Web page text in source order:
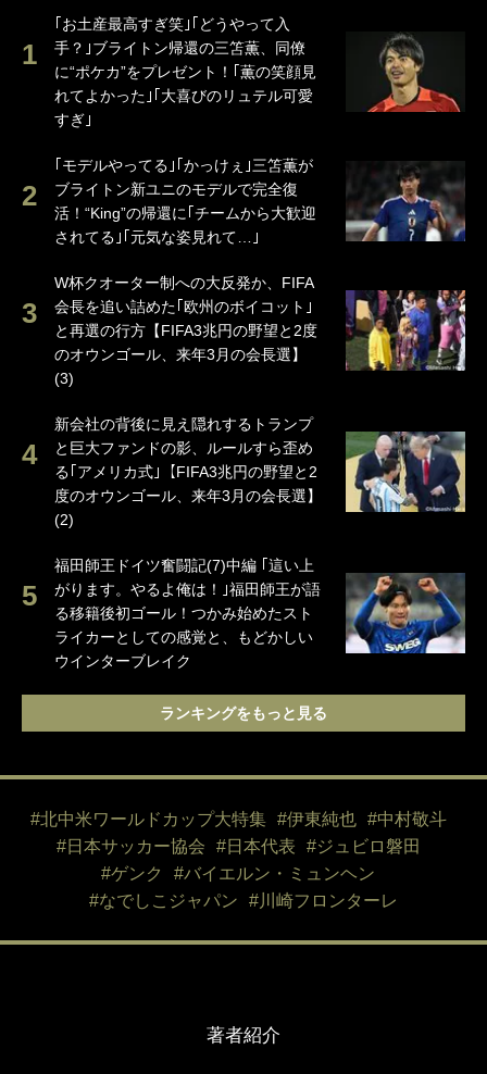
｢お土産最高すぎ笑｣｢どうやって入
手？｣ブライトン帰還の三笘薫、同僚
に“ポケカ”をプレゼント！｢薫の笑顔見
れてよかった｣｢大喜びのリュテル可愛
すぎ｣
｢モデルやってる｣｢かっけぇ｣三笘薫が
ブライトン新ユニのモデルで完全復
活！“King”の帰還に｢チームから大歓迎
されてる｣｢元気な姿見れて…｣
W杯クオーター制への大反発か、FIFA
会長を追い詰めた｢欧州のボイコット｣
と再選の行方【FIFA3兆円の野望と2度
のオウンゴール、来年3月の会長選】
(3)
新会社の背後に見え隠れするトランプ
と巨大ファンドの影、ルールすら歪め
る｢アメリカ式｣【FIFA3兆円の野望と2
度のオウンゴール、来年3月の会長選】
(2)
福田師王ドイツ奮闘記(7)中編 ｢這い上
がります。やるよ俺は！｣福田師王が語
る移籍後初ゴール！つかみ始めたスト
ライカーとしての感覚と、もどかしい
ウインターブレイク
ランキングをもっと見る
#北中米ワールドカップ大特集 #伊東純也
#中村敬斗
#日本サッカー協会
#日本代表
#ジュビロ磐田
#ゲンク
#バイエルン・ミュンヘン
#なでしこジャパン
#川崎フロンターレ
著者紹介